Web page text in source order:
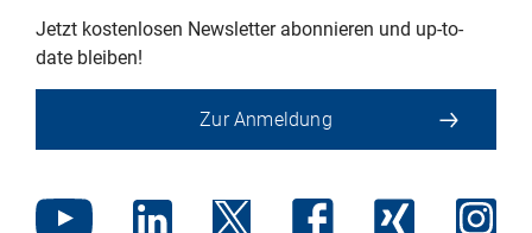
Jetzt kostenlosen Newsletter abonnieren und up-to-
date bleiben!
Zur Anmeldung